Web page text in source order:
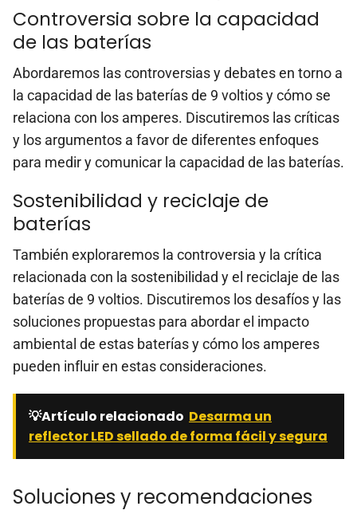
Controversia sobre la capacidad
de las baterías
Abordaremos las controversias y debates en torno a
la capacidad de las baterías de 9 voltios y cómo se
relaciona con los amperes. Discutiremos las críticas
y los argumentos a favor de diferentes enfoques
para medir y comunicar la capacidad de las baterías.
Sostenibilidad y reciclaje de
baterías
También exploraremos la controversia y la crítica
relacionada con la sostenibilidad y el reciclaje de las
baterías de 9 voltios. Discutiremos los desafíos y las
soluciones propuestas para abordar el impacto
ambiental de estas baterías y cómo los amperes
pueden influir en estas consideraciones.
💡Artículo relacionado Desarma un
reflector LED sellado de forma fácil y segura
Soluciones y recomendaciones